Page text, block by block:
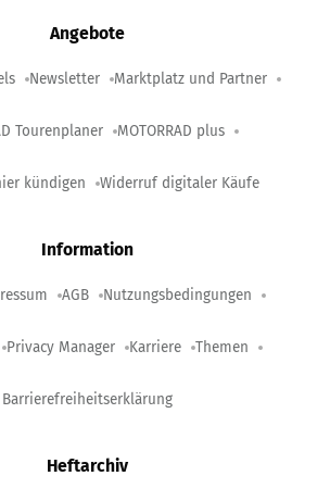
Angebote
Newsletter Marktplatz und Partner
Tourenplaner MOTORRAD plus
kündigen Widerruf digitaler Käufe
Information
AGB Nutzungsbedingungen
Privacy Manager Karriere Themen
Barrierefreiheitserklärung
Heftarchiv